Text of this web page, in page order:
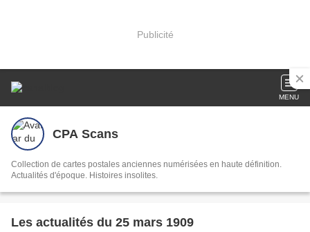
Publicité
MENU
CPA Scans
Collection de cartes postales anciennes numérisées en haute définition.
Actualités d'époque. Histoires insolites.
Les actualités du 25 mars 1909